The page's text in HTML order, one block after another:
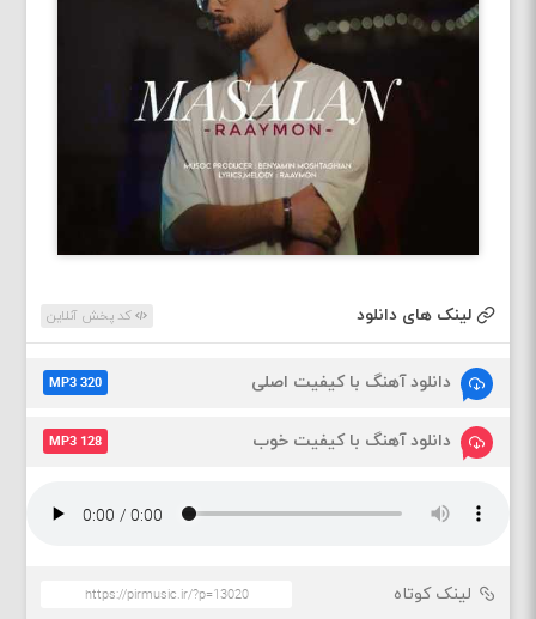
لینک های دانلود کد پخش آنلاین
دانلود آهنگ با کیفیت اصلی MP3 320
دانلود آهنگ با کیفیت خوب MP3 128
لینک کوتاه